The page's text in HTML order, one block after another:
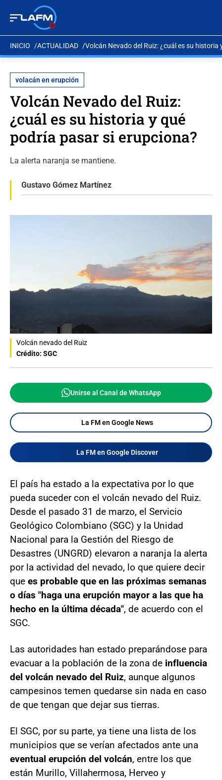
INICIO ACTUALIDAD Volcán Nevado del Ruiz: ¿cuál es su
volacán en erupción
Volcán Nevado del Ruiz:
¿cuál es su historia y qué
podría pasar si erupciona?
La alerta naranja se mantiene.
Gustavo Gómez Martínez
Volcán nevado del Ruiz
Crédito: SGC
Unirse al Canal de WhatsApp
La FM en Google News
La FM en Google Discover
El país ha estado a la expectativa por lo que
pueda suceder con el volcán nevado del Ruiz.
Desde el pasado 31 de marzo, el Servicio
Geológico Colombiano (SGC) y la Unidad
Nacional para la Gestión del Riesgo de
Desastres (UNGRD) elevaron a naranja la alerta
por la actividad del nevado, lo que quiere decir
que es probable que en las próximas semanas
o días "haga una erupción mayor a las que ha
hecho en la última década", de acuerdo con el
SGC.
Las autoridades han estado preparándose para
evacuar a la población de la zona de influencia
del volcán nevado del Ruiz, aunque algunos
campesinos temen quedarse sin nada en caso
de que tengan que dejar sus tierras.
El SGC, por su parte, ya tiene una lista de los
municipios que se verían afectados ante una
eventual erupción del volcán, entre los que
están Murillo, Villahermosa, Herveo y